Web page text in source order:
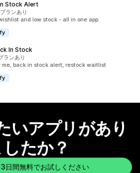
Stock Alert
件
ランあり
and low stock - all in one app.
In Stock
件
ランあり
me, back in stock alert, restock waitlist
いアプリがあり
したか？
日間無料でお試しください